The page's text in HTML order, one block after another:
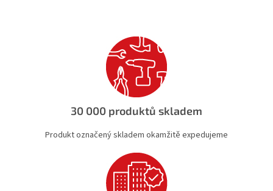
c
í
p
r
v
y
ý
i
s
u
30 000 produktů skladem
Produkt označený skladem okamžitě expedujeme